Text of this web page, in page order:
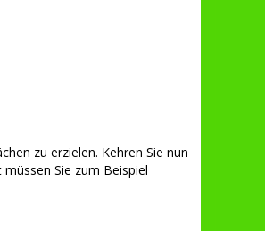
zu erzielen. Kehren Sie nun
Sie zum Beispiel